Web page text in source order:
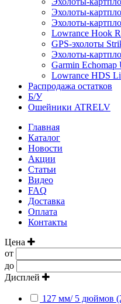
Эхолоты-
Эхолоты-
Lowrance Hook
GPS-эхолоты
Эхолоты-
Garmin Echomap
Lowrance HDS
Распродажа остатков
Б/У
Ошейники ATRELV
Главная
Каталог
Новости
Акции
Статьи
Видео
FAQ
Доставка
Оплата
Контакты
Цена
от
до
Дисплей
127 мм/ 5 дюймов